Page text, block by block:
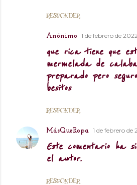
RESPONDER
Anónimo 1 de febrero de
que rica tiene que
mermelada de
preparado pero
besitos
RESPONDER
MásQueRopa 1 de febrero de
Este comentario ha
el autor.
RESPONDER